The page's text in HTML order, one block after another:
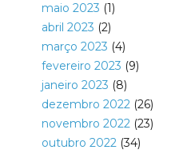
maio 2023 (1)
abril 2023 (2)
março 2023 (4)
fevereiro 2023 (9)
janeiro 2023 (8)
dezembro 2022(26)
novembro 2022(23)
outubro 2022(34)